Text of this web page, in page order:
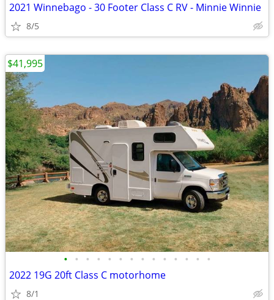
2021 Winnebago - 30 Footer Class C RV - Minnie Winnie
8/5
• • • • • • • • • • • • • •
2022 19G 20ft Class C motorhome
8/1
$41,995